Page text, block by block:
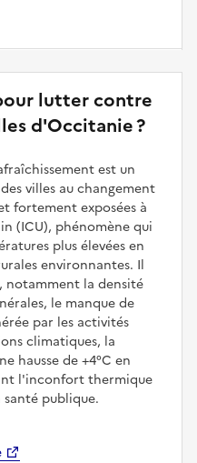
lutter contre
d'Occitanie ?
est un
villes au changement
fortement exposées à
(ICU), phénomène qui
plus élevées en
environnantes. Il
notamment la densité
le manque de
par les activités
climatiques, la
hausse de +4°C en
l'inconfort thermique
publique.